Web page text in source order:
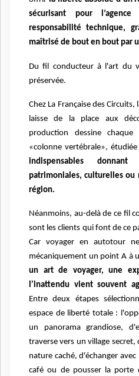
sécurisant pour
responsabilité technique,
maîtrisé de bout en bout par
Du fil conducteur à l'art du
préservée.
Chez La Française des
laisse de la place aux
production dessine
«colonne vertébrale»,
indispensables
patrimoniales, culturelles ou
région.
Néanmoins, au-delà de ce fil
sont les clients qui font de ce
Car voyager en autotour
mécaniquement un point A à
un art de voyager, une
l'inattendu vient souvent
Entre deux étapes
espace de liberté totale :
un panorama grandiose,
traverse vers un village
nature caché, d'échanger
café ou de pousser la porte